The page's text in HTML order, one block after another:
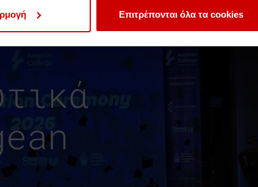
Επιτρέπονται όλα τα cookies